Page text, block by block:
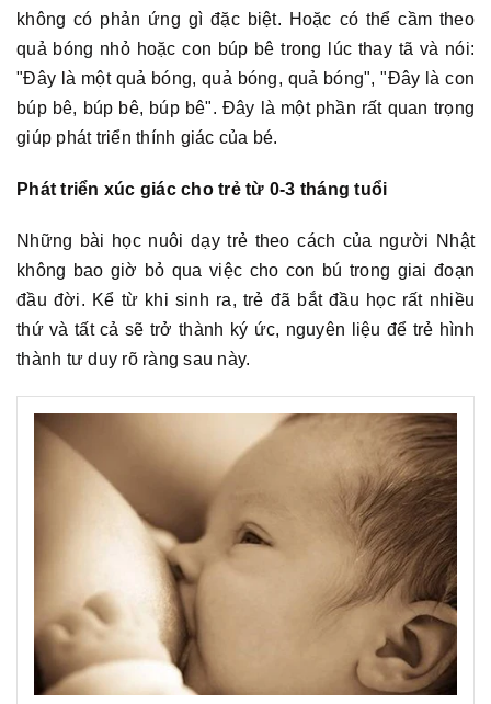
không có phản ứng gì đặc biệt. Hoặc có thể cầm theo
quả bóng nhỏ hoặc con búp bê trong lúc thay tã và nói:
"Đây là một quả bóng, quả bóng, quả bóng", "Đây là con
búp bê, búp bê, búp bê". Đây là một phần rất quan trọng
giúp phát triển thính giác của bé.
Phát triển xúc giác cho trẻ từ 0-3 tháng tuổi
Những bài học nuôi dạy trẻ theo cách của người Nhật
không bao giờ bỏ qua việc cho con bú trong giai đoạn
đầu đời. Kể từ khi sinh ra, trẻ đã bắt đầu học rất nhiều
thứ và tất cả sẽ trở thành ký ức, nguyên liệu để trẻ hình
thành tư duy rõ ràng sau này.